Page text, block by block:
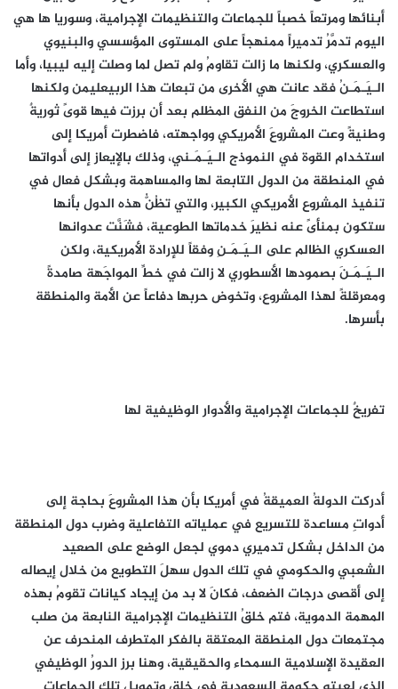
أبنائها ومرتعاً خصباً للجماعات والتنظيمات الإجرامية، وسوريا ها هي
اليوم تدمَّرُ تدميراً ممنهجاً على المستوى المؤسسي والبنيوي
والعسكري، ولكنها ما زالت تقاومُ ولم تصل لما وصلت إليه ليبيا، وأما
الـيَـمَـنُ فقد عانت هي الأخرى من تبعات هذا الربيعليمن ولكنها
استطاعت الخروجَ من النفق المظلم بعد أن برزت فيها قوىً ثوريةٌ
وطنيةً وعت المشروعَ الأمريكي وواجهته، فاضطرت أمريكا إلى
استخدام القوة في النموذج الـيَـمَـني، وذلك بالإيعاز إلى أدواتها
في المنطقة من الدول التابعة لها والمساهمة وبشكل فعال في
تنفيذ المشروع الأمريكي الكبير، والتي تظُنُّ هذه الدول بأنها
ستكون بمنأىً عنه نظيرَ خدماتها الطوعية، فشَنَّت عدوانها
العسكري الظالم على الـيَـمَـنِ وفقاً للإرادة الأمريكية، ولكن
الـيَـمَـنَ بصمودها الأسطوري لا زالت في خطِّ المواجَهة صامدةً
ومعرقلةً لهذا المشروع، وتخوض حربها دفاعاً عن الأمة والمنطقة
بأسرها.
تفريخٌ للجماعات الإجرامية والأدوار الوظيفية لها
أدركت الدولةُ العميقةُ في أمريكا بأن هذا المشروعَ بحاجة إلى
أدواتِ مساعدة للتسريع في عملياته التفاعلية وضرب دول المنطقة
من الداخل بشكل تدميري دموي لجعل الوضع على الصعيد
الشعبي والحكومي في تلك الدول سهلَ التطويع من خلال إيصاله
إلى أقصى درجات الضعف، فكانَ لا بد من إيجاد كيانات تقومُ بهذه
المهمة الدموية، فتم خلقُ التنظيمات الإجرامية النابعة من صلب
مجتمعات دول المنطقة المعتقة بالفكر المتطرف المنحرف عن
العقيدة الإسلامية السمحاء والحقيقية، وهنا برز الدورُ الوظيفي